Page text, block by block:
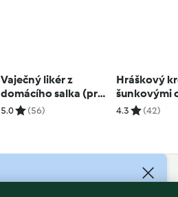
Vaječný likér z
domácího salka (pro
TM6 a TM5)
5.0 (56)
Hráškový
šunkovými
4.3 (42)